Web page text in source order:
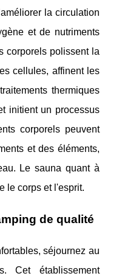
la circulation
et de nutriments
corporels polissent la
cellules, affinent les
thermiques
initient un processus
corporels peuvent
et des éléments,
Le sauna quant à
le corps et l'esprit.
de qualité
séjournez au
Cet établissement